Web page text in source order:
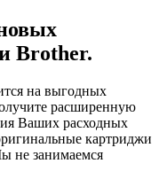
Brother.
на выгодных
расширенную
Ваших расходных
картриджи
не занимаемся